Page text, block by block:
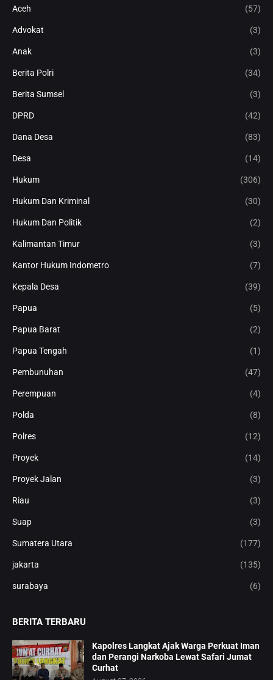
Aceh (57)
Advokat (3)
Anak (3)
Berita Polri (34)
Berita Sumsel (3)
DPRD (42)
Dana Desa (83)
Desa (14)
Hukum (306)
Hukum Dan Kriminal (30)
Hukum Dan Politik (2)
Kalimantan Timur (3)
Kantor Hukum Indometro (7)
Kepala Desa (39)
Papua (5)
Papua Barat (2)
Papua Tengah (1)
Pembunuhan (47)
Perempuan (4)
Polda (8)
Polres (12)
Proyek (14)
Proyek Jalan (3)
Riau (3)
Suap (3)
Sumatera Utara (177)
jakarta (135)
surabaya (6)
BERITA TERBARU
Kapolres Langkat Ajak Warga Perkuat Iman
dan Perangi Narkoba Lewat Safari Jumat
Curhat